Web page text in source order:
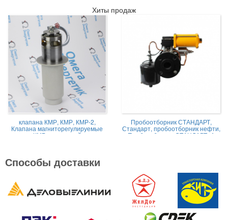
Хиты продаж
клапана КМР, КМР, КМР-2,
Клапана магниторегулируемые
КМР жидкостной
Пробоотборник СТАНДАРТ,
Стандарт, пробоотборник нефти,
Пробоотборник СТАНДАРТ -А
Способы доставки